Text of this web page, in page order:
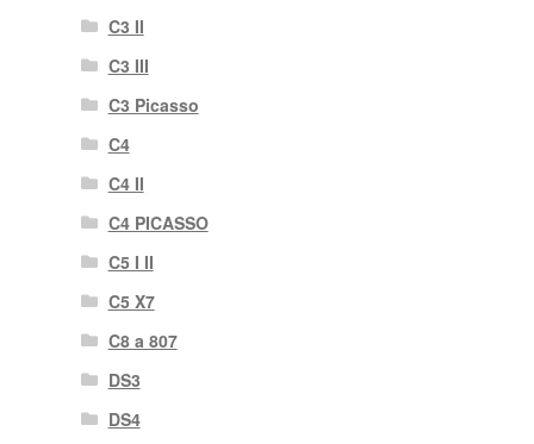
C3 II
C3 III
C3 Picasso
C4
C4 II
C4 PICASSO
C5 I II
C5 X7
C8 a 807
DS3
DS4